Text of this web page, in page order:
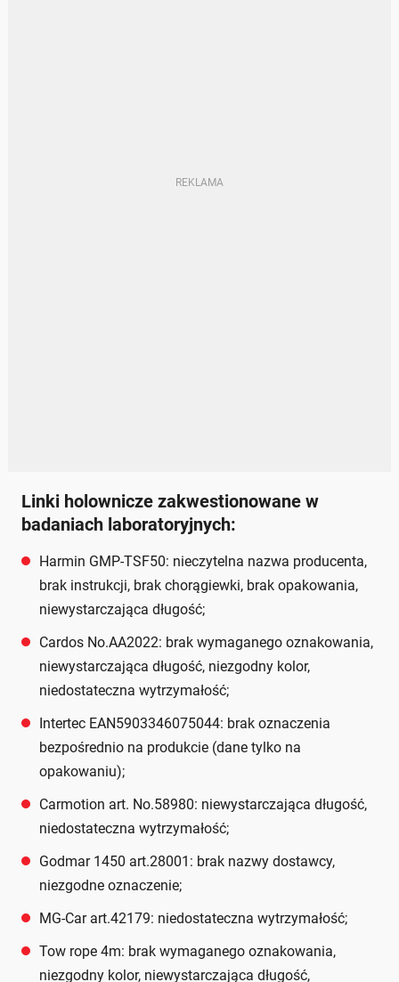
Linki holownicze zakwestionowane w
badaniach laboratoryjnych:
Harmin GMP-TSF50: nieczytelna nazwa producenta,
brak instrukcji, brak chorągiewki, brak opakowania,
niewystarczająca długość;
Cardos No.AA2022: brak wymaganego oznakowania,
niewystarczająca długość, niezgodny kolor,
niedostateczna wytrzymałość;
Intertec EAN5903346075044: brak oznaczenia
bezpośrednio na produkcie (dane tylko na
opakowaniu);
Carmotion art. No.58980: niewystarczająca długość,
niedostateczna wytrzymałość;
Godmar 1450 art.28001: brak nazwy dostawcy,
niezgodne oznaczenie;
MG-Car art.42179: niedostateczna wytrzymałość;
Tow rope 4m: brak wymaganego oznakowania,
niezgodny kolor, niewystarczająca długość,